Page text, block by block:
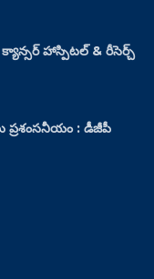
హాస్పిటల్ & రీసెర్చ్
ప్రశంసనీయం : డీజీపీ